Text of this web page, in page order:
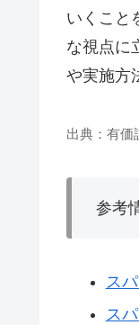
いくこと
な視点に
や実施方
出典：有価
参考
ス
ス